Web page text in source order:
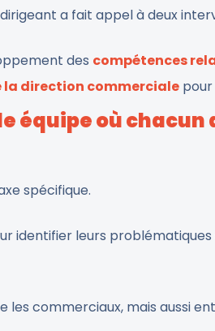
a fait appel à deux
des compétences
la direction commerciale
équipe où
spécifique.
identifier leurs
les commerciaux, mais aussi